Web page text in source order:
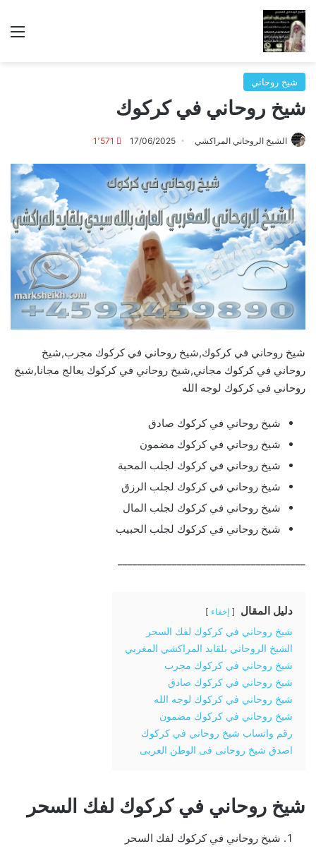
شيخ روحاني
شيخ روحاني في كركوك
الشيخ الروحاني المراكشي 17/06/2025 1٬571
شيخ روحاني في كركوك,شيخ روحاني في كركوك مجرب,شيخ
روحاني في كركوك مجاني,شيخ روحاني في كركوك يعالج مجانا,شيخ
روحاني في كركوك لوجه الله
شيخ روحاني في كركوك صادق
شيخ روحاني في كركوك مضمون
شيخ روحاني في كركوك لجلب المحبة
شيخ روحاني في كركوك لجلب الرزق
شيخ روحاني في كركوك لجلب المال
شيخ روحاني في كركوك لجلب الحبيب
دليل المقال إخفاء
شيخ روحاني في كركوك لفك السحر
الشيخ الروحاني بلقايد المراكشي المغربي
شيخ روحاني في كركوك مجرب
شيخ روحاني في كركوك صادق
شيخ روحاني في كركوك لوجه الله
شيخ روحاني في كركوك مضمون
رقم واتساب شيخ روحاني في كركوك
اصدق شيخ روحانى فى الوطن العربى
شيخ روحاني في كركوك لفك السحر
شيخ روحاني في كركوك لفك السحر